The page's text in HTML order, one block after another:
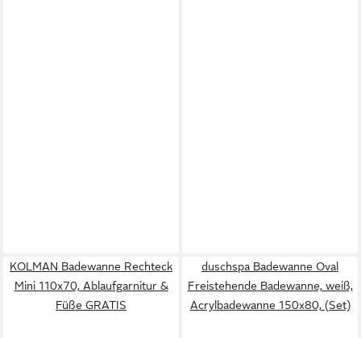
KOLMAN Badewanne Rechteck
Mini 110x70, Ablaufgarnitur &
Füße GRATIS
duschspa Badewanne Oval
Freistehende Badewanne, weiß,
Acrylbadewanne 150x80, (Set)